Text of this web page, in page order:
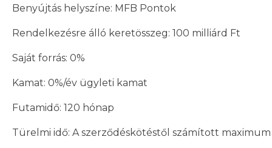
Benyújtás helyszíne: MFB Pontok
Rendelkezésre álló keretösszeg: 100 milliárd Ft
Saját forrás: 0%
Kamat: 0%/év ügyleti kamat
Futamidő: 120 hónap
Türelmi idő: A szerződéskötéstől számított